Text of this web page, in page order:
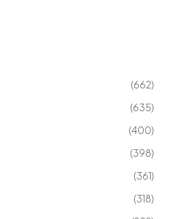
(662)
(635)
(400)
(398)
(361)
(318)